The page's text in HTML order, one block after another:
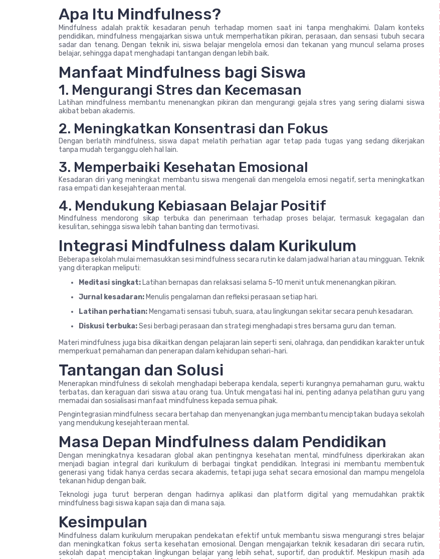
Apa Itu Mindfulness?
Mindfulness adalah praktik kesadaran penuh terhadap momen saat ini tanpa menghakimi. Dalam konteks
pendidikan, mindfulness mengajarkan siswa untuk memperhatikan pikiran, perasaan, dan sensasi tubuh secara
sadar dan tenang. Dengan teknik ini, siswa belajar mengelola emosi dan tekanan yang muncul selama proses
belajar, sehingga dapat menghadapi tantangan dengan lebih baik.
Manfaat Mindfulness bagi Siswa
1. Mengurangi Stres dan Kecemasan
Latihan mindfulness membantu menenangkan pikiran dan mengurangi gejala stres yang sering dialami siswa
akibat beban akademis.
2. Meningkatkan Konsentrasi dan Fokus
Dengan berlatih mindfulness, siswa dapat melatih perhatian agar tetap pada tugas yang sedang dikerjakan
tanpa mudah terganggu oleh hal lain.
3. Memperbaiki Kesehatan Emosional
Kesadaran diri yang meningkat membantu siswa mengenali dan mengelola emosi negatif, serta meningkatkan
rasa empati dan kesejahteraan mental.
4. Mendukung Kebiasaan Belajar Positif
Mindfulness mendorong sikap terbuka dan penerimaan terhadap proses belajar, termasuk kegagalan dan
kesulitan, sehingga siswa lebih tahan banting dan termotivasi.
Integrasi Mindfulness dalam Kurikulum
Beberapa sekolah mulai memasukkan sesi mindfulness secara rutin ke dalam jadwal harian atau mingguan. Teknik
yang diterapkan meliputi:
Meditasi singkat: Latihan bernapas dan relaksasi selama 5-10 menit untuk menenangkan pikiran.
Jurnal kesadaran: Menulis pengalaman dan refleksi perasaan setiap hari.
Latihan perhatian: Mengamati sensasi tubuh, suara, atau lingkungan sekitar secara penuh kesadaran.
Diskusi terbuka:Sesi berbagi perasaan dan strategi menghadapi stres bersama guru dan teman.
Materi mindfulness juga bisa dikaitkan dengan pelajaran lain seperti seni, olahraga, dan pendidikan karakter untuk
memperkuat pemahaman dan penerapan dalam kehidupan sehari-hari.
Tantangan dan Solusi
Menerapkan mindfulness di sekolah menghadapi beberapa kendala, seperti kurangnya pemahaman guru, waktu
terbatas, dan keraguan dari siswa atau orang tua. Untuk mengatasi hal ini, penting adanya pelatihan guru yang
memadai dan sosialisasi manfaat mindfulness kepada semua pihak.
Pengintegrasian mindfulness secara bertahap dan menyenangkan juga membantu menciptakan budaya sekolah
yang mendukung kesejahteraan mental.
Masa Depan Mindfulness dalam Pendidikan
Dengan meningkatnya kesadaran global akan pentingnya kesehatan mental, mindfulness diperkirakan akan
menjadi bagian integral dari kurikulum di berbagai tingkat pendidikan. Integrasi ini membantu membentuk
generasi yang tidak hanya cerdas secara akademis, tetapi juga sehat secara emosional dan mampu mengelola
tekanan hidup dengan baik.
Teknologi juga turut berperan dengan hadirnya aplikasi dan platform digital yang memudahkan praktik
mindfulness bagi siswa kapan saja dan di mana saja.
Kesimpulan
Mindfulness dalam kurikulum merupakan pendekatan efektif untuk membantu siswa mengurangi stres belajar
dan meningkatkan fokus serta kesehatan emosional. Dengan mengajarkan teknik kesadaran diri secara rutin,
sekolah dapat menciptakan lingkungan belajar yang lebih sehat, suportif, dan produktif. Meskipun masih ada